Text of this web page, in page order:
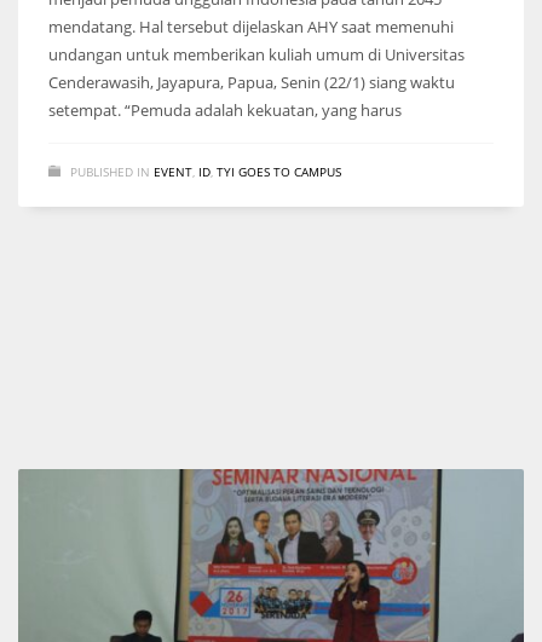
mendatang. Hal tersebut dijelaskan AHY saat memenuhi
undangan untuk memberikan kuliah umum di Universitas
Cenderawasih, Jayapura, Papua, Senin (22/1) siang waktu
setempat. “Pemuda adalah kekuatan, yang harus
PUBLISHED IN EVENT ID TYI GOES TO CAMPUS